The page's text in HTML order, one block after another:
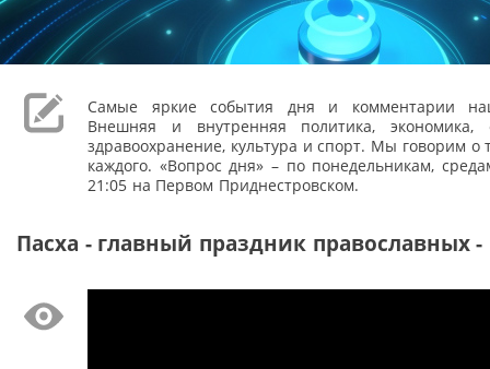
Самые яркие события дня и комментарии
Внешняя и внутренняя политика, экономика,
здравоохранение, культура и спорт. Мы говорим о
каждого. «Вопрос дня» – по понедельникам,
21:05 на Первом Приднестровском.
Пасха - главный праздник православных -